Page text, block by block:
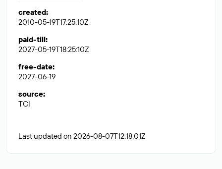
created:
2010-05-19T17:25:10Z
paid-till:
2027-05-19T18:25:10Z
free-date:
2027-06-19
source:
TCI
Last updated on 2026-08-07T12:18:01Z